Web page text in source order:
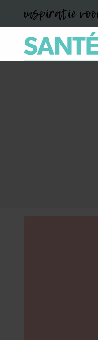
inspiratie